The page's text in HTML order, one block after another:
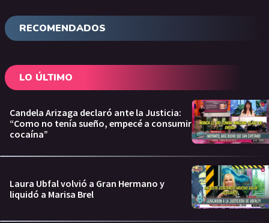
RECOMENDADOS
LO ÚLTIMO
Candela Arizaga declaró ante la Justicia:
“Como no tenía sueño, empecé a consumir
cocaína”
Laura Ubfal volvió a Gran Hermano y
liquidó a Marisa Brel